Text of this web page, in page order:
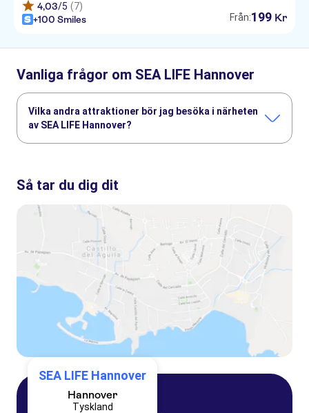
4,03/5 (7)
+100 Smiles
Från:199 Kr
Vanliga frågor om SEA LIFE Hannover
Vilka andra attraktioner bör jag besöka i närheten
av SEA LIFE Hannover?
Gamla stan i Hannover
Så tar du dig dit
SEA LIFE Hannover
Hannover
Tyskland